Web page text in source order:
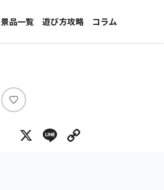
景品一覧
新着景品
メーカー一覧
遊び方攻略
コラム
インタビュー
い
ね
X Line